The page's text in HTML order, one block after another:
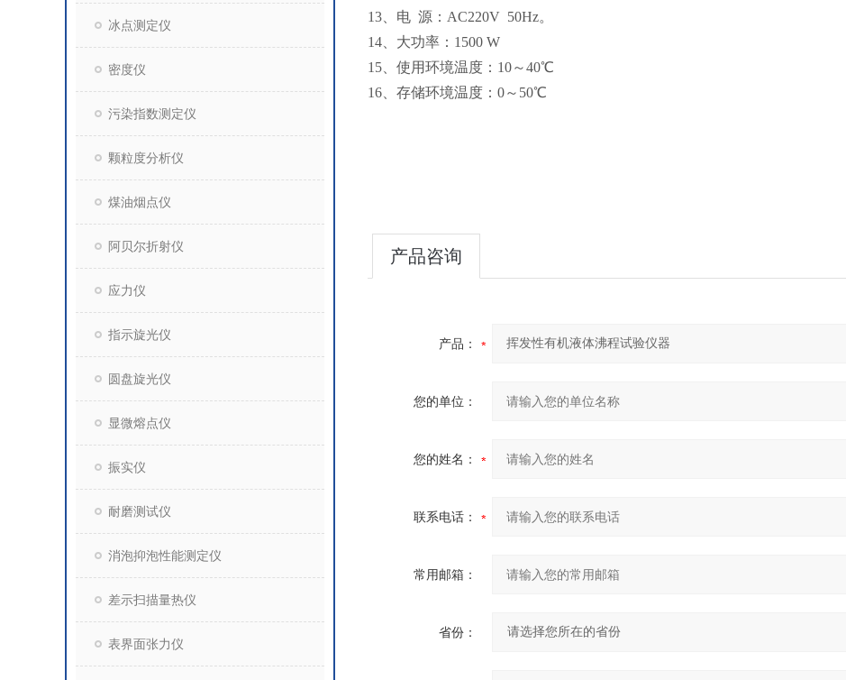
冰点测定仪
密度仪
污染指数测定仪
颗粒度分析仪
煤油烟点仪
阿贝尔折射仪
应力仪
指示旋光仪
圆盘旋光仪
显微熔点仪
振实仪
耐磨测试仪
消泡抑泡性能测定仪
差示扫描量热仪
表界面张力仪
13、电 源：AC220V 50Hz。
14、大功率：1500 W
15、使用环境温度：10～40℃
16、存储环境温度：0～50℃
产品咨询
产品：
您的单位：
您的姓名：
联系电话：
常用邮箱：
省份：